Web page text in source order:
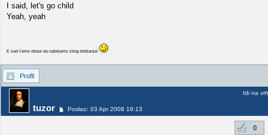
I said, let's go child
Yeah, yeah
E sad ćemo oboje da nabrljamo zbog brbljanja!
Profil
tuzor Poslao: 03 Apr 2008 19:13
Idi na vrh
0